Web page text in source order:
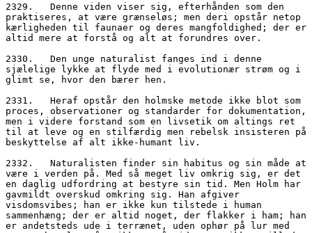
2329.   Denne viden viser sig, efterhånden som den
praktiseres, at være grænseløs; men deri opstår netop
kærligheden til faunaer og deres mangfoldighed; der er
altid mere at forstå og alt at forundres over.
2330.   Den unge naturalist fanges ind i denne
sjælelige lykke at flyde med i evolutionær strøm og i
glimt se, hvor den bærer hen.
2331.   Heraf opstår den holmske metode ikke blot som
proces, observationer og standarder for dokumentation,
men i videre forstand som en livsetik om altings ret
til at leve og en stilfærdig men rebelsk insisteren på
beskyttelse af alt ikke-humant liv.
2332.   Naturalisten finder sin habitus og sin måde at
være i verden på. Med så meget liv omkrig sig, er det
en daglig udfordring at bestyre sin tid. Men Holm har
gavmildt overskud omkring sig. Han afgiver
visdomsvibes; han er ikke kun tilstede i human
sammenhæng; der er altid noget, der flakker i ham; han
er andetsteds ude i terrænet, uden ophør på lur med